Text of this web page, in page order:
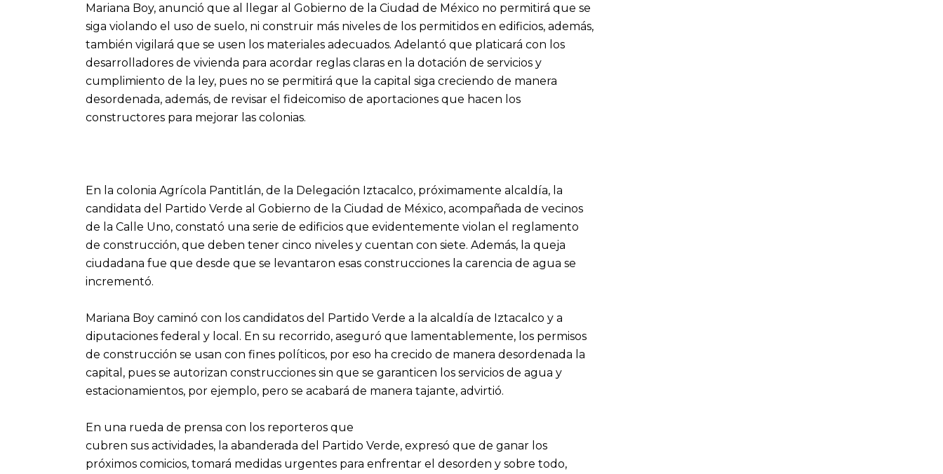
Mariana Boy, anunció que al llegar al Gobierno de la Ciudad de México no permitirá que se
siga violando el uso de suelo, ni construir más niveles de los permitidos en edificios, además,
también vigilará que se usen los materiales adecuados. Adelantó que platicará con los
desarrolladores de vivienda para acordar reglas claras en la dotación de servicios y
cumplimiento de la ley, pues no se permitirá que la capital siga creciendo de manera
desordenada, además, de revisar el fideicomiso de aportaciones que hacen los
constructores para mejorar las colonias.
En la colonia Agrícola Pantitlán, de la Delegación Iztacalco, próximamente alcaldía, la
candidata del Partido Verde al Gobierno de la Ciudad de México, acompañada de vecinos
de la Calle Uno, constató una serie de edificios que evidentemente violan el reglamento
de construcción, que deben tener cinco niveles y cuentan con siete. Además, la queja
ciudadana fue que desde que se levantaron esas construcciones la carencia de agua se
incrementó.
Mariana Boy caminó con los candidatos del Partido Verde a la alcaldía de Iztacalco y a
diputaciones federal y local. En su recorrido, aseguró que lamentablemente, los permisos
de construcción se usan con fines políticos, por eso ha crecido de manera desordenada la
capital, pues se autorizan construcciones sin que se garanticen los servicios de agua y
estacionamientos, por ejemplo, pero se acabará de manera tajante, advirtió.
En una rueda de prensa con los reporteros que
cubren sus actividades, la abanderada del Partido Verde, expresó que de ganar los
próximos comicios, tomará medidas urgentes para enfrentar el desorden y sobre todo,